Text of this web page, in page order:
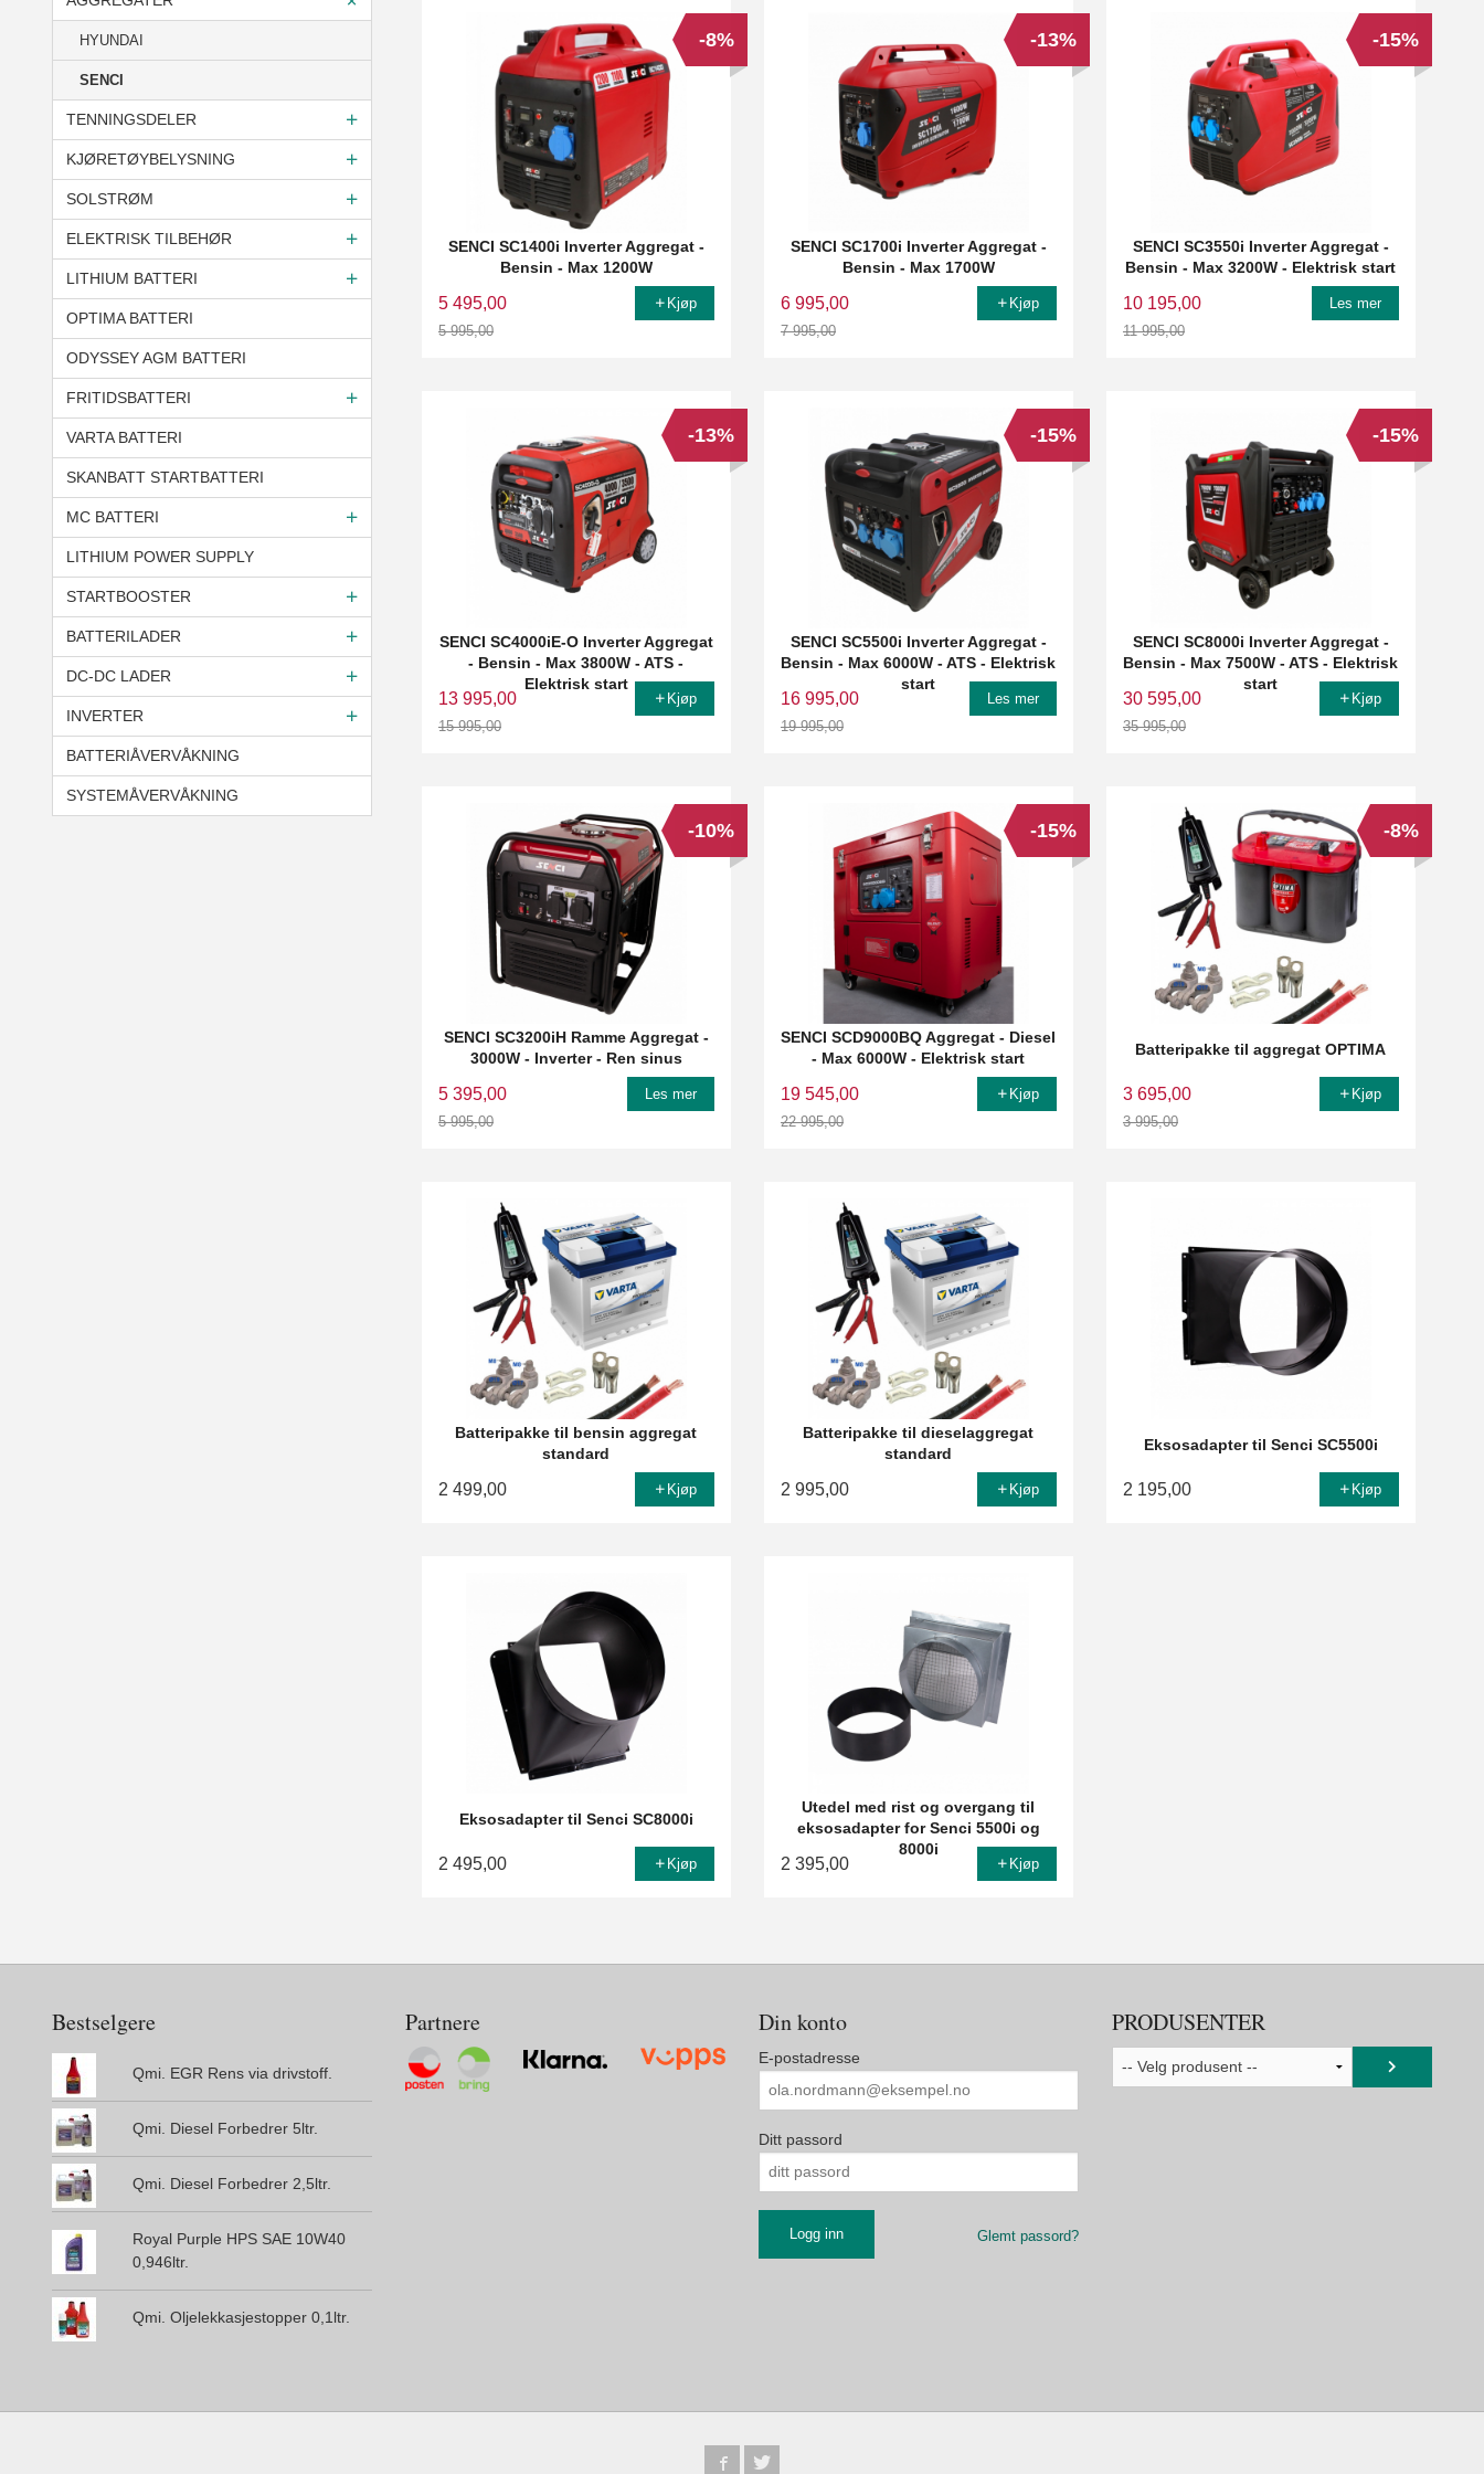
HYUNDAI
SENCI
TENNINGSDELER
KJØRETØYBELYSNING
SOLSTRØM
ELEKTRISK TILBEHØR
LITHIUM BATTERI
OPTIMA BATTERI
ODYSSEY AGM BATTERI
FRITIDSBATTERI
VARTA BATTERI
SKANBATT STARTBATTERI
MC BATTERI
LITHIUM POWER SUPPLY
STARTBOOSTER
BATTERILADER
DC-DC LADER
INVERTER
BATTERIÅVERVÅKNING
SYSTEMÅVERVÅKNING
SENCI SC1400i Inverter Aggregat -
Bensin - Max 1200W
5 495,00
5 995,00
-8%
Kjøp
SENCI SC1700i Inverter Aggregat -
Bensin - Max 1700W
6 995,00
7 995,00
-13%
Kjøp
SENCI SC3550i Inverter Aggregat -
Bensin - Max 3200W - Elektrisk start
10 195,00
11 995,00
-15%
Les mer
SENCI SC4000iE-O Inverter Aggregat
- Bensin - Max 3800W - ATS -
Elektrisk start
13 995,00
15 995,00
-13%
Kjøp
SENCI SC5500i Inverter Aggregat -
Bensin - Max 6000W - ATS - Elektrisk
start
16 995,00
19 995,00
-15%
Les mer
SENCI SC8000i Inverter Aggregat -
Bensin - Max 7500W - ATS - Elektrisk
start
30 595,00
35 995,00
-15%
Kjøp
SENCI SC3200iH Ramme Aggregat -
3000W - Inverter - Ren sinus
5 395,00
5 995,00
-10%
Les mer
SENCI SCD9000BQ Aggregat - Diesel
- Max 6000W - Elektrisk start
19 545,00
22 995,00
-15%
Kjøp
Batteripakke til aggregat OPTIMA
3 695,00
3 995,00
-8%
Kjøp
Batteripakke til bensin aggregat
standard
2 499,00 Kjøp
Batteripakke til dieselaggregat
standard
2 995,00 Kjøp
Eksosadapter til Senci SC5500i
2 195,00 Kjøp
Eksosadapter til Senci SC8000i
2 495,00 Kjøp
Utedel med rist og overgang til
eksosadapter for Senci 5500i og
8000i
2 395,00 Kjøp
Bestselgere
Qmi. EGR Rens via drivstoff.
Qmi. Diesel Forbedrer 5ltr.
Qmi. Diesel Forbedrer 2,5ltr.
Royal Purple HPS SAE 10W40
0,946ltr.
Qmi. Oljelekkasjestopper 0,1ltr.
Partnere Din konto
E-postadresse
Ditt passord
Glemt passord?
PRODUSENTER